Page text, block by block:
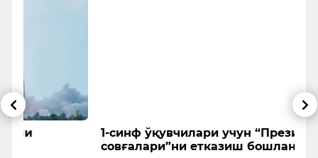
1-синф ўқувчилари учун “Президент
совғалари”ни етказиш бошланди